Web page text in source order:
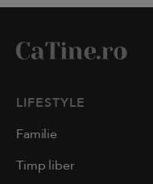
LIFESTYLE
Familie
Timp liber